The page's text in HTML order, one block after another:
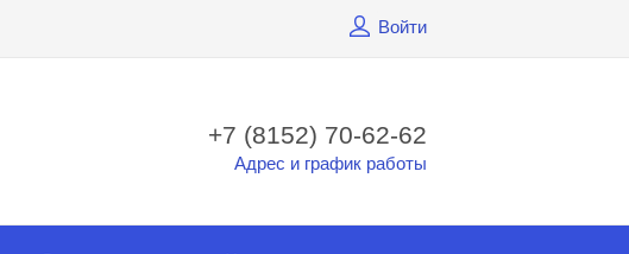
Войти
+7 (8152) 70-62-62
Адрес и график работы